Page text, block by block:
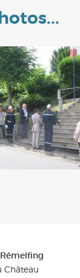
Château